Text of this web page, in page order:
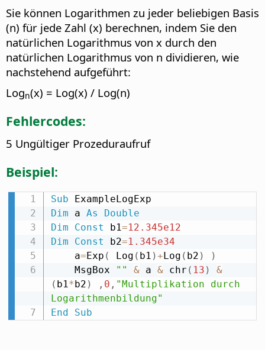
Sie können Logarithmen zu jeder beliebigen Basis
(n) für jede Zahl (x) berechnen, indem Sie den
natürlichen Logarithmus von x durch den
natürlichen Logarithmus von n dividieren, wie
nachstehend aufgeführt:
Logn(x) = Log(x) / Log(n)
Fehlercodes:
5 Ungültiger Prozeduraufruf
Beispiel:
Sub
Dim a As
Double
Dim
Const b1=12.345e12
Dim
Const b2=1.345e34
    a
=Exp ( Log ( b1 )+Log ( b2 )
)
    MsgBox
"" & a & chr ( 13 )
&
( b1*b2 ) , 0 , "Multiplikation durch
Logarithmenbildung"
End
Sub